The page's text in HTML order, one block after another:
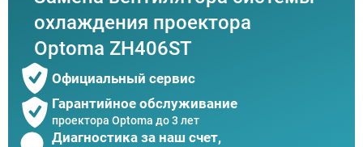
охлаждения проектора
Optoma ZH406ST
Официальный сервис
Гарантийное обслуживание
проектора Optoma до 3 лет
Диагностика за наш счет,